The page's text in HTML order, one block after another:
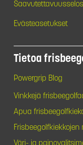
Evästeasetukset
Tietoa
Powergrip Blog
Vinkkejä
Apua